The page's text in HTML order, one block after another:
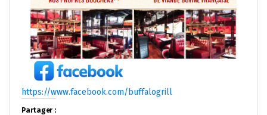
https://www.facebook.com/buffalogrill
Partager :